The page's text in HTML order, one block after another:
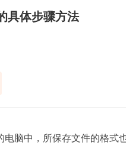
具体步骤方法
中，所保存文件的格式